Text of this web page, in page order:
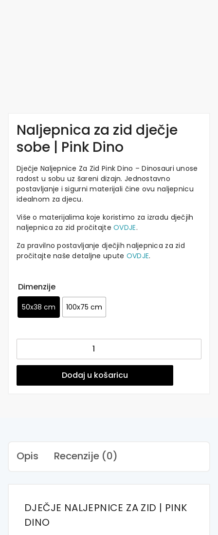
Naljepnica za zid dječje
sobe | Pink Dino
Dječje Naljepnice Za Zid Pink Dino – Dinosauri unose
radost u sobu uz šareni dizajn. Jednostavno
postavljanje i sigurni materijali čine ovu naljepnicu
idealnom za djecu.
Više o materijalima koje koristimo za izradu dječjih
naljepnica za zid pročitajteOVDJE.
Za pravilno postavljanje dječjih naljepnica za zid
pročitajte naše detaljne upute OVDJE.
Dimenzije
50x38 cm 100x75 cm
zid
sobe
Dodaj u košaricu
Opis Recenzije (0)
DJEČJE NALJEPNICE ZA ZID | PINK
DINO